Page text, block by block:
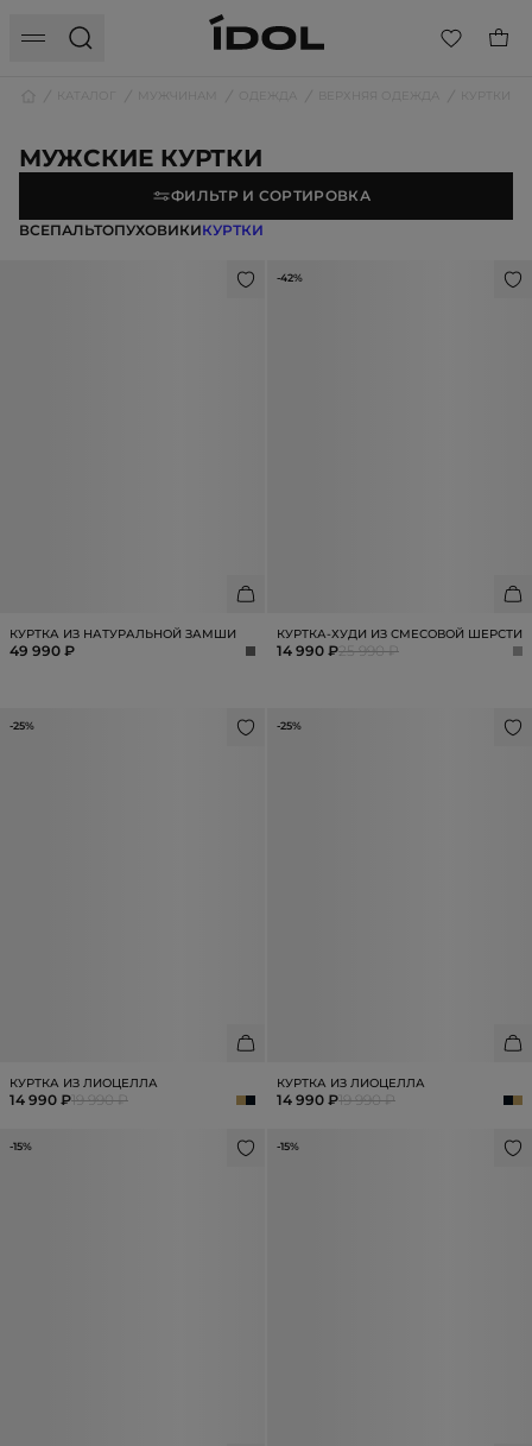
МУЖСКИЕ КУРТКИ
ФИЛЬТР И СОРТИРОВКА
ВСЕПАЛЬТОПУХОВИКИКУРТКИ
КУРТКА ИЗ НАТУРАЛЬНОЙ ЗАМШИ
49 990 ₽
-42%
КУРТКА-ХУДИ ИЗ СМЕСОВОЙ ШЕРСТИ
14 990 ₽25 990 ₽
-25%
КУРТКА ИЗ ЛИОЦЕЛЛА
14 990 ₽19 990 ₽
-25%
КУРТКА ИЗ ЛИОЦЕЛЛА
14 990 ₽19 990 ₽
-15% -15%